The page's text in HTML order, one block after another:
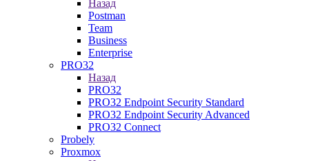
Назад
Postman
Team
Business
Enterprise
PRO32
Назад
PRO32
PRO32 Endpoint Security Standard
PRO32 Endpoint Security Advanced
PRO32 Connect
Probely
Proxmox